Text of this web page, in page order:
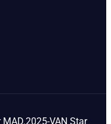
MAD.2025-VAN Star